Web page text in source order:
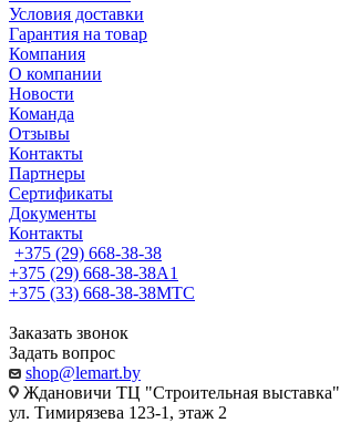
Условия доставки
Гарантия на товар
Компания
О компании
Новости
Команда
Отзывы
Контакты
Партнеры
Сертификаты
Документы
Контакты
+375 (29) 668-38-38
+375 (29) 668-38-38A1
+375 (33) 668-38-38МТС
Заказать звонок
Задать вопрос
shop@lemart.by
Ждановичи ТЦ "Строительная выставка"
ул. Тимирязева 123-1, этаж 2